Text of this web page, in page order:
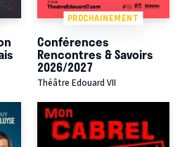
PROCHAINEMENT
Conférences
Rencontres & Savoirs
2026/2027
Théâtre Edouard VII